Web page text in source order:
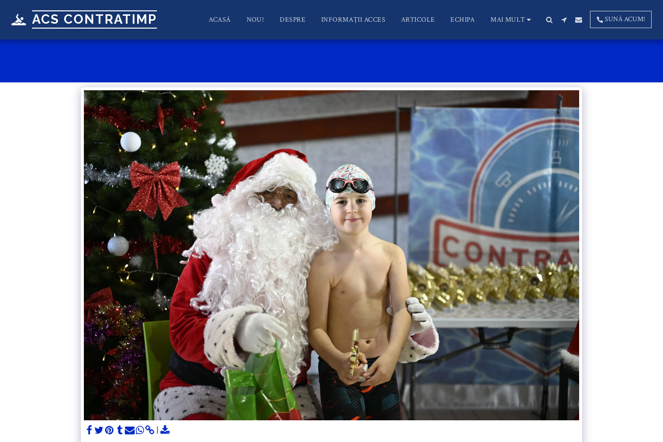
ACS CONTRATIMP ACASĂ NOU! DESPRE INFORMAȚII ACCES ARTICOLE ECHIPA MAI MULT SUNĂ ACUM!